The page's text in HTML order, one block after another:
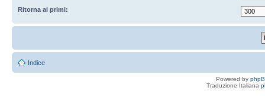
Ritorna ai primi:
Indice
Powered by
Traduzione Italiana